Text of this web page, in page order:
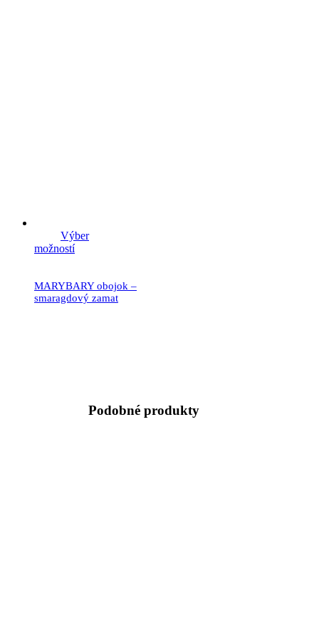
Výber
možností
MARYBARY obojok –
smaragdový zamat
Podobné produkty